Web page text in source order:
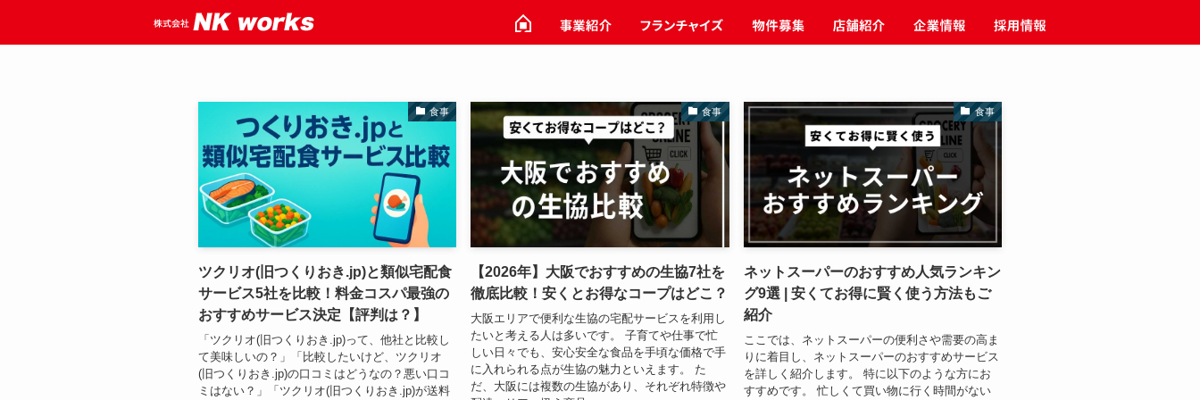
食事
ツクリオ(旧つくりおき.jp)と類似宅配食
サービス5社を比較！料金コスパ最強の
おすすめサービス決定【評判は？】
「ツクリオ(旧つくりおき.jp)って、他社と比較し
て美味しいの？」「比較したいけど、ツクリオ
(旧つくりおき.jp)の口コミはどうなの？悪い口コ
ミはない？」「ツクリオ(旧つくりおき.jp)が送料
食事
【2026年】大阪でおすすめの生協7社を
徹底比較！安くとお得なコープはどこ？
大阪エリアで便利な生協の宅配サービスを利用し
たいと考える人は多いです。 子育てや仕事で忙
しい日々でも、安心安全な食品を手頃な価格で手
に入れられる点が生協の魅力といえます。 た
だ、大阪には複数の生協があり、それぞれ特徴や
食事
ネットスーパーのおすすめ人気ランキン
グ9選 | 安くてお得に賢く使う方法もご
紹介
ここでは、ネットスーパーの便利さや需要の高ま
りに着目し、ネットスーパーのおすすめサービス
を詳しく紹介します。 特に以下のような方にお
すすめです。 忙しくて買い物に行く時間がない